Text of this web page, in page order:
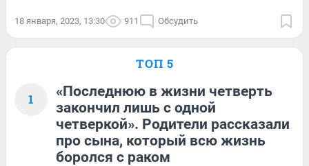
18 января, 2023, 13:30 911 Обсудить
ТОП 5
1
«Последнюю в жизни четверть
закончил лишь с одной
четверкой». Родители рассказали
про сына, который всю жизнь
боролся с раком